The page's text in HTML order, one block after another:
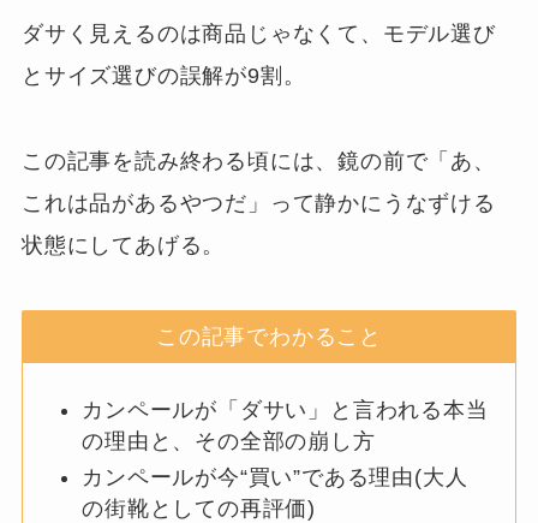
ダサく見えるのは商品じゃなくて、モデル選び
とサイズ選びの誤解が9割。
この記事を読み終わる頃には、鏡の前で「あ、
これは品があるやつだ」って静かにうなずける
状態にしてあげる。
この記事でわかること
カンペールが「ダサい」と言われる本当
の理由と、その全部の崩し方
カンペールが今“買い”である理由(大人
の街靴としての再評価)